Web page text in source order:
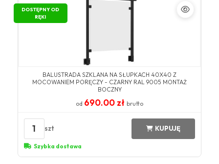
DOSTĘPNY OD
RĘKI
BALUSTRADA SZKLANA NA SŁUPKACH 40X40 Z
MOCOWANIEM PORĘCZY - CZARNY RAL 9005 MONTAŻ
BOCZNY
od 690.00 zł brutto
1 szt KUPUJĘ
Szybka dostawa